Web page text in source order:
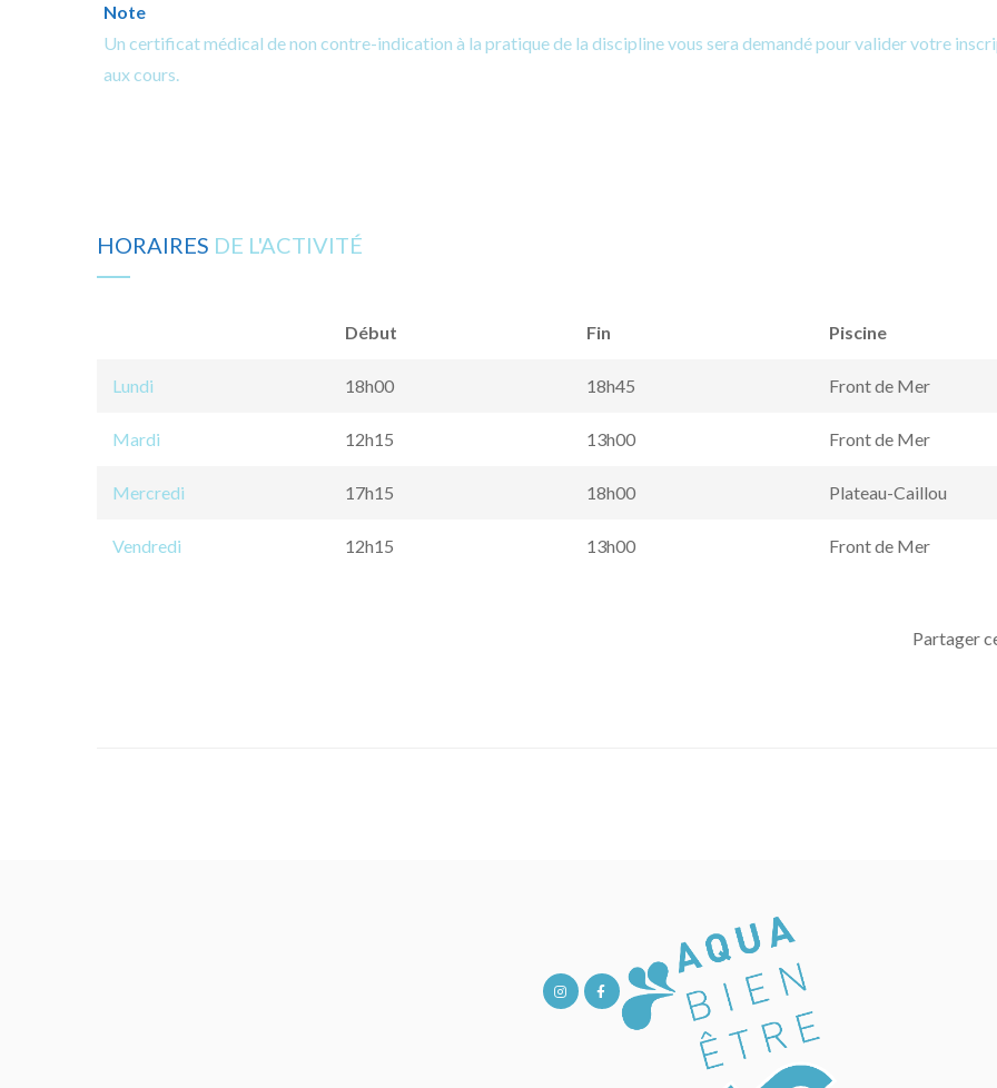
Note
Un certificat médical de non contre-indication à la pratique de la discipline vous sera demandé pour valider votre
aux cours.
HORAIRES DE L'ACTIVITÉ
Début Fin Piscine
Lundi 18h00 18h45 Front de Mer
Mardi 12h15 13h00 Front de Mer
Mercredi 17h15 18h00 Plateau-Caillou
Vendredi 12h15 13h00 Front de Mer
Partager
BB Nageurs